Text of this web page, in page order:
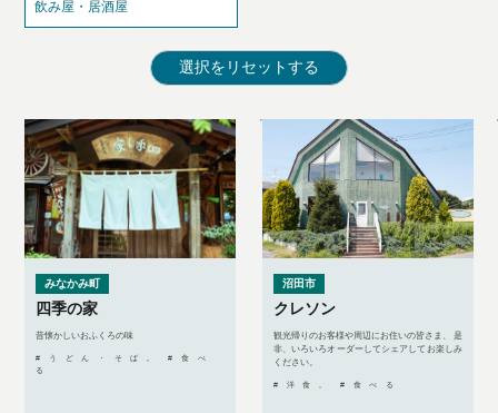
飲み屋・居酒屋
みなかみ町
四季の家
昔懐かしいおふくろの味
#うどん・そば, #食べ
る
沼田市
クレソン
観光帰りのお客様や周辺にお住いの皆さま、 是
非、いろいろオーダーしてシェアしてお楽しみ
ください。
#洋食, #食べる